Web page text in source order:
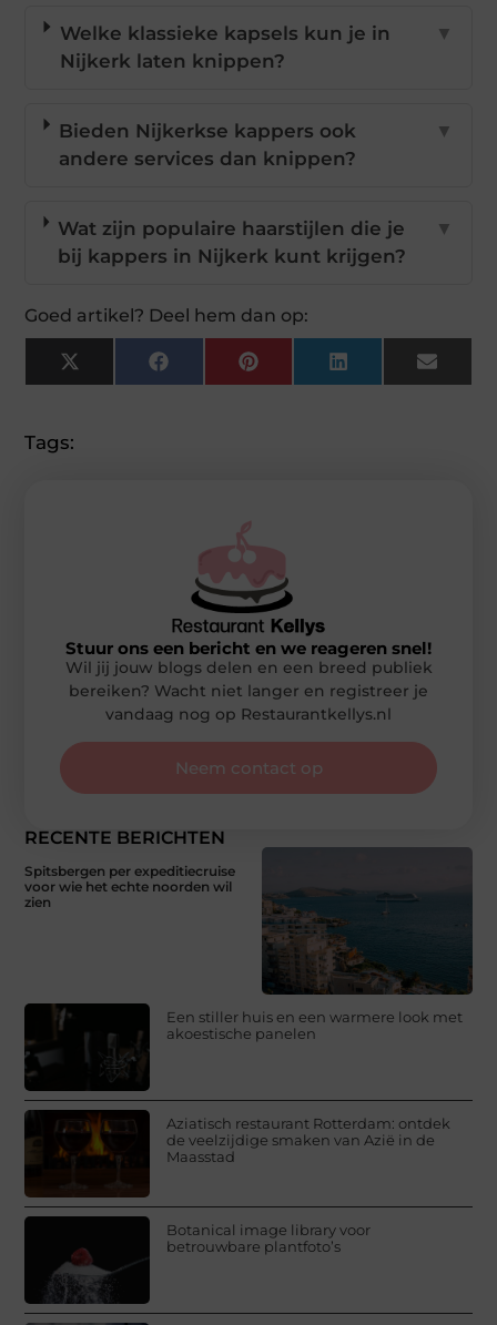
Welke klassieke kapsels kun je in
Nijkerk laten knippen?
▼
Bieden Nijkerkse kappers ook
andere services dan knippen?
▼
Wat zijn populaire haarstijlen die je
bij kappers in Nijkerk kunt krijgen?
▼
Goed artikel? Deel hem dan op:
X
(Twitter)
FacebookPinterestLinkedInEmail
Tags:
RECENTE BERICHTEN
Spitsbergen per expeditiecruise
voor wie het echte noorden wil
zien
Een stiller huis en een warmere look met
akoestische panelen
Aziatisch restaurant Rotterdam: ontdek
de veelzijdige smaken van Azië in de
Maasstad
Botanical image library voor
betrouwbare plantfoto’s
Stuur ons een bericht en we reageren snel!
Wil jij jouw blogs delen en een breed publiek
bereiken? Wacht niet langer en registreer je
vandaag nog op Restaurantkellys.nl
Neem contact op